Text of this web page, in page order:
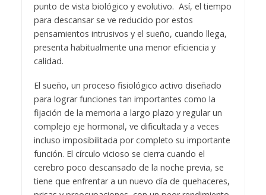
punto de vista biológico y evolutivo. Así, el tiempo
para descansar se ve reducido por estos
pensamientos intrusivos y el sueño, cuando llega,
presenta habitualmente una menor eficiencia y
calidad.
El sueño, un proceso fisiológico activo diseñado
para lograr funciones tan importantes como la
fijación de la memoria a largo plazo y regular un
complejo eje hormonal, ve dificultada y a veces
incluso imposibilitada por completo su importante
función. El círculo vicioso se cierra cuando el
cerebro poco descansado de la noche previa, se
tiene que enfrentar a un nuevo día de quehaceres,